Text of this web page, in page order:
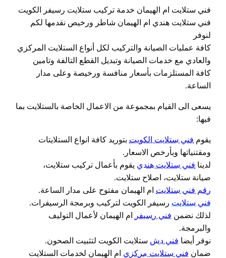
فني ستلايت ام الهيمان خدمة تركيب ستلايت رسيفر الكويت
فني ستلايت هندي ام الهيمان شاطر ورخيص نقدمها لكم
لنوفر
كافة عمليات الصيانة والتركيب لكل أنواع الستلايت المركزي
والعادي مع خدمات الصيانة وتبديل القطع التالفة وتامين
كافة المستلزمات بأسعار منافسة ورخيصة وعلى مدار
الساعة.
يسعى الى القيام بمجموعة من الاعمال الخاصة بالستلايت بما
فيها:
يقوم فني ستلايت الكويت بتوريد كافة انواع الستلايتات
ومقتنياتها وبأرخص الاسعار.
لدينا فني ستلايت هندي يقوم بأعمال تركيب ستلايت،
صيانة ستلايت، اصلاح ستلايت.
رقم فني ستلايت ام الهيمان مفتوح على مدار الساعة.
فني ستلايت رسيفر الكويت لتركيب وبرمجة الرسيفرات.
لذلك نضمن فني رسيفر
ام الهيمان لأعمال التوليف
والبرمجة.
نوفر أيضا فني دش ستلايت الكويت لتثبيت الصحون.
ضمان فني ستلايت مركزي ام الهيمان لخدمات الستلايت